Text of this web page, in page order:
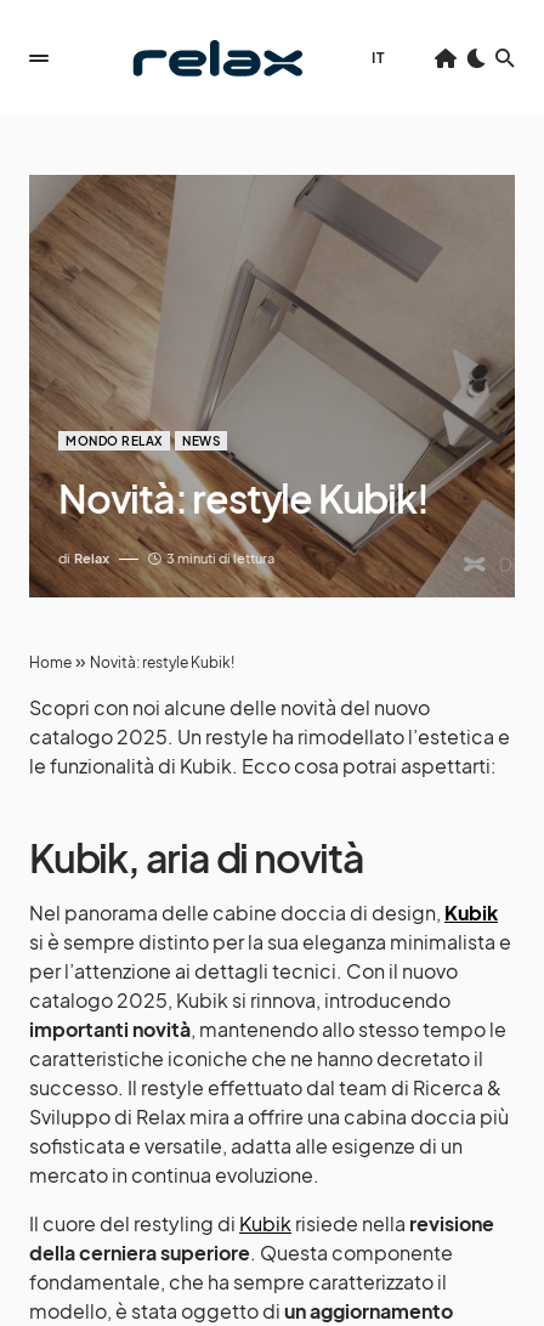
IT
MONDO RELAX NEWS
Novità: restyle Kubik!
di Relax 3 minuti di lettura
Home » Novità: restyle Kubik!
Scopri con noi alcune delle novità del nuovo
catalogo 2025. Un restyle ha rimodellato l’estetica e
le funzionalità di Kubik. Ecco cosa potrai aspettarti:
Kubik, aria di novità
Nel panorama delle cabine doccia di design, Kubik
si è sempre distinto per la sua eleganza minimalista e
per l’attenzione ai dettagli tecnici. Con il nuovo
catalogo 2025, Kubik si rinnova, introducendo
importanti novità, mantenendo allo stesso tempo le
caratteristiche iconiche che ne hanno decretato il
successo. Il restyle effettuato dal team di Ricerca &
Sviluppo di Relax mira a offrire una cabina doccia più
sofisticata e versatile, adatta alle esigenze di un
mercato in continua evoluzione.
Il cuore del restyling di Kubik risiede nella revisione
dellacerniera superiore. Questa componente
fondamentale, che ha sempre caratterizzato il
modello, è stata oggetto diun aggiornamento